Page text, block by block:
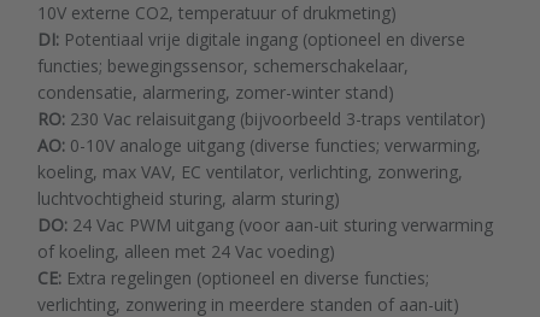
10V externe CO2, temperatuur of drukmeting)
DI: Potentiaal vrije digitale ingang (optioneel en diverse
functies; bewegingssensor, schemerschakelaar,
condensatie, alarmering, zomer-winter stand)
RO: 230 Vac relaisuitgang (bijvoorbeeld 3-traps ventilator)
AO: 0-10V analoge uitgang (diverse functies; verwarming,
koeling, max VAV, EC ventilator, verlichting, zonwering,
luchtvochtigheid sturing, alarm sturing)
DO: 24 Vac PWM uitgang (voor aan-uit sturing verwarming
of koeling, alleen met 24 Vac voeding)
CE: Extra regelingen (optioneel en diverse functies;
verlichting, zonwering in meerdere standen of aan-uit)